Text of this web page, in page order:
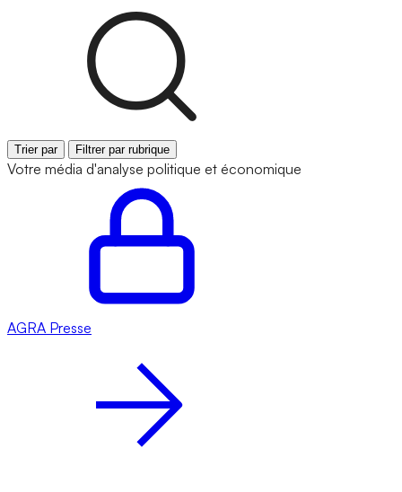
Trier par Filtrer par rubrique
Votre média d'analyse politique et économique
AGRA Presse